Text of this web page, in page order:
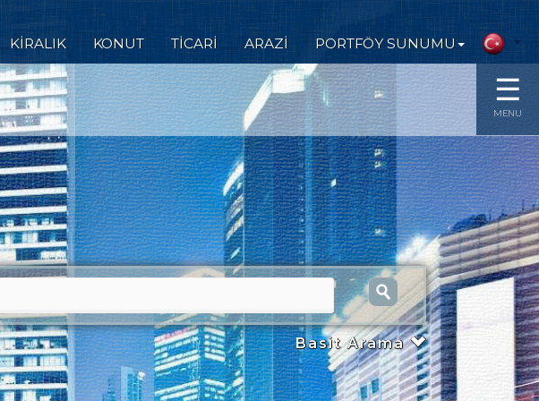
KİRALIK KONUT TİCARİ ARAZİ PORTFÖY SUNUMU
☰
MENU
Basit Arama